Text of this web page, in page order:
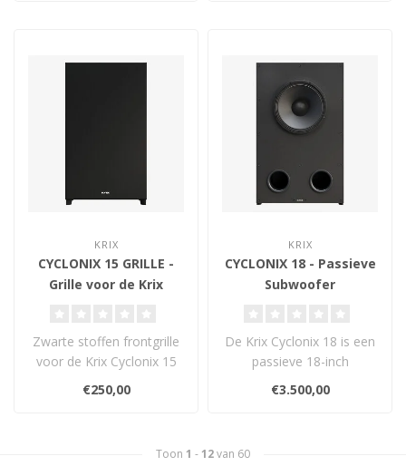
KRIX
CYCLONIX 15 GRILLE -
Grille voor de Krix
Zwarte stoffen frontgrille
voor de Krix Cyclonix 15
bescherming..
€250,00
KRIX
CYCLONIX 18 - Passieve
Subwoofer
De Krix Cyclonix 18 is een
passieve 18-inch
driver, diep..
€3.500,00
Toon 1 - 12van 60